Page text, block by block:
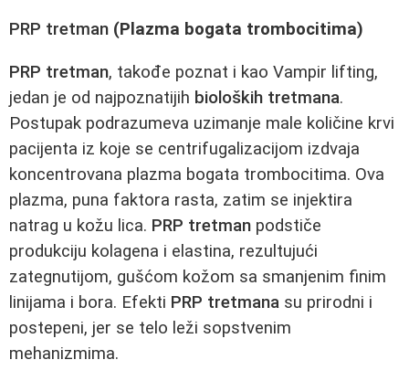
PRP tretman (Plazma bogata trombocitima)
PRP tretman, takođe poznat i kao Vampir lifting,
jedan je od najpoznatijih bioloških tretmana.
Postupak podrazumeva uzimanje male količine krvi
pacijenta iz koje se centrifugalizacijom izdvaja
koncentrovana plazma bogata trombocitima. Ova
plazma, puna faktora rasta, zatim se injektira
natrag u kožu lica. PRP tretman podstiče
produkciju kolagena i elastina, rezultujući
zategnutijom, gušćom kožom sa smanjenim finim
linijama i bora. Efekti PRP tretmana su prirodni i
postepeni, jer se telo leži sopstvenim
mehanizmima.